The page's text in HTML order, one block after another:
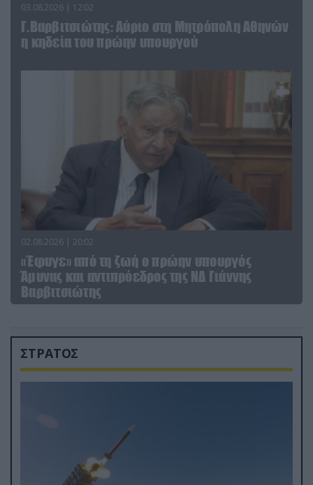
03.08.2026 | 12:02
Γ.Βαρβιτσιώτης: Aύριο στη Μητρόπολη Αθηνών
η κηδεία του πρώην υπουργού
02.08.2026 | 20:02
«Έφυγε» από τη ζωή ο πρώην υπουργός
Άμυνας και αντιπρόεδρος της ΝΔ Γιάννης
Βαρβιτσιώτης
ΣΤΡΑΤΟΣ